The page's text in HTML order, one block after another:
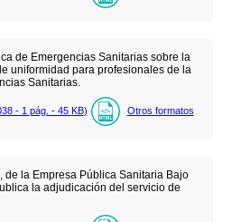
de Emergencias Sanitarias sobre la
uniformidad para profesionales de la
Sanitarias.
- 1 pág. - 45 KB) Otros formatos
de la Empresa Pública Sanitaria Bajo
la adjudicación del servicio de